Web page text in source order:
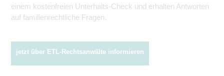
einem kostenfreien Unterhalts-Check und erhalten Antworten
auf familienrechtliche Fragen.
jetzt über ETL-Rechtsanwälte informieren